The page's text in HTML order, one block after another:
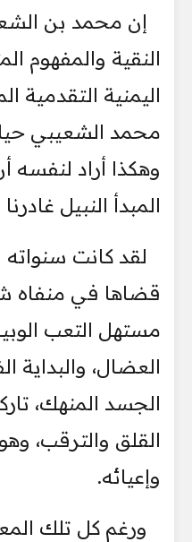
إن محمد بن
النقية والمفهوم
اليمنية التقدمية
محمد الشعيبي
وهكذا أراد لنفسه
المبدأ النبيل
لقد كانت سنواته
قضاها في منفاه
مستهل التعب
العضال، والبداية
الجسد المنهك،
القلق والترقب،
وإعيائه.
ورغم كل تلك